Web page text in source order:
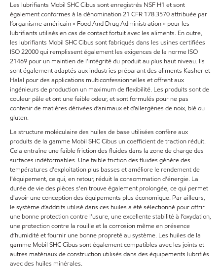
Les lubrifiants Mobil SHC Cibus sont enregistrés NSF H1 et sont
également conformes à la dénomination 21 CFR 178.3570 attribuée par
l’organisme américain « Food And Drug Administration » pour les
lubrifiants utilisés en cas de contact fortuit avec les aliments. En outre,
les lubrifiants Mobil SHC Cibus sont fabriqués dans les usines certifiées
ISO 22000 qui remplissent également les exigences de la norme ISO
21469 pour un maintien de l’intégrité du produit au plus haut niveau. Ils
sont également adaptés aux industries préparant des aliments Kasher et
Halal pour des applications multiconfessionnelles et offrent aux
ingénieurs de production un maximum de flexibilité. Les produits sont de
couleur pâle et ont une faible odeur, et sont formulés pour ne pas
contenir de matières dérivées d’animaux et d’allergènes de noix, blé ou
gluten.
La structure moléculaire des huiles de base utilisées confère aux
produits de la gamme Mobil SHC Cibus un coefficient de traction réduit.
Cela entraîne une faible friction des fluides dans la zone de charge des
surfaces indéformables. Une faible friction des fluides génère des
températures d'exploitation plus basses et améliore le rendement de
l'équipement, ce qui, en retour, réduit la consommation d'énergie. La
durée de vie des pièces s'en trouve également prolongée, ce qui permet
d'avoir une conception des équipements plus économique. Par ailleurs,
le système d’additifs utilisé dans ces huiles a été sélectionné pour offrir
une bonne protection contre l’usure, une excellente stabilité à l’oxydation,
une protection contre la rouille et la corrosion même en présence
d’humidité et fournir une bonne propreté au système. Les huiles de la
gamme Mobil SHC Cibus sont également compatibles avec les joints et
autres matériaux de construction utilisés dans des équipements lubrifiés
avec des huiles minérales.